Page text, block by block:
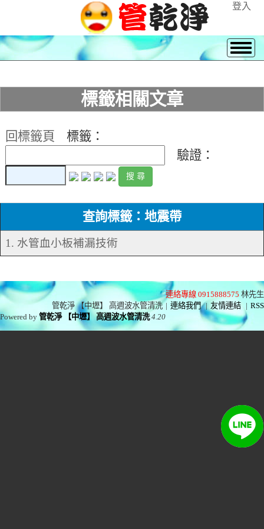
登入
標籤相關文章
回標籤頁
標籤：
驗證：
查詢標籤：地震帶
1. 水管血小板補漏技術
連絡專線 0915888575 林先生
管乾淨 【中壢】 高週波水管清洗 | 連絡我們 | 友情連結 | RSS
Powered by管乾淨 【中壢】 高週波水管清洗 4.20